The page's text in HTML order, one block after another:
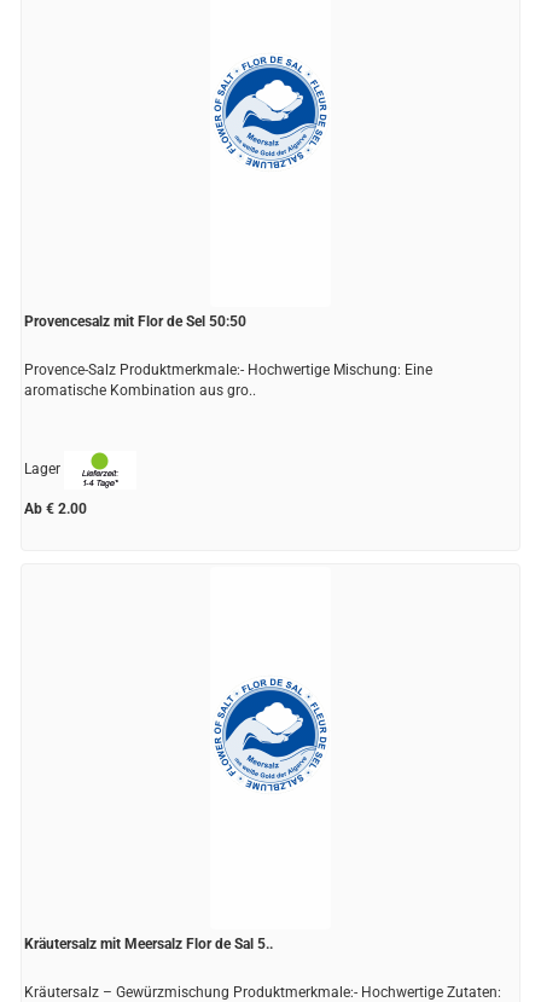
Provencesalz mit Flor de Sel 50:50
Provence-Salz Produktmerkmale:- Hochwertige Mischung: Eine
aromatische Kombination aus gro..
Lager
Ab € 2.00
Kräutersalz mit Meersalz Flor de Sal 5..
Kräutersalz – Gewürzmischung Produktmerkmale:- Hochwertige Zutaten: